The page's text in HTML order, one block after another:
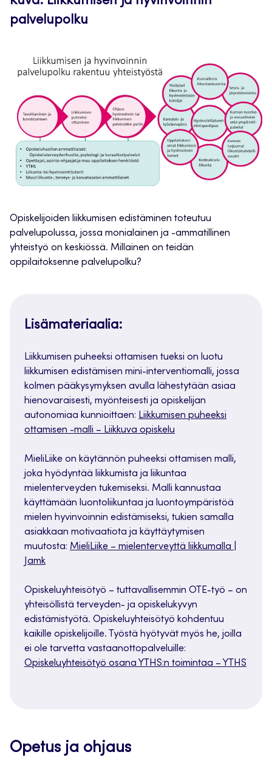
palvelupolku
Opiskelijoiden liikkumisen edistäminen toteutuu
palvelupolussa, jossa monialainen ja -ammatillinen
yhteistyö on keskiössä. Millainen on teidän
oppilaitoksenne palvelupolku?
Lisämateriaalia:
Liikkumisen puheeksi ottamisen tueksi on luotu
liikkumisen edistämisen mini-interventiomalli, jossa
kolmen pääkysymyksen avulla lähestytään asiaa
hienovaraisesti, myönteisesti ja opiskelijan
autonomiaa kunnioittaen: Liikkumisen puheeksi
ottamisen -malli – Liikkuva opiskelu
MieliLiike on käytännön puheeksi ottamisen malli,
joka hyödyntää liikkumista ja liikuntaa
mielenterveyden tukemiseksi. Malli kannustaa
käyttämään luontoliikuntaa ja luontoympäristöä
mielen hyvinvoinnin edistämiseksi, tukien samalla
asiakkaan motivaatiota ja käyttäytymisen
muutosta: MieliLiike – mielenterveyttä liikkumalla |
Jamk
Opiskeluyhteisötyö – tuttavallisemmin OTE-työ – on
yhteisöllistä terveyden- ja opiskelukyvyn
edistämistyötä. Opiskeluyhteisötyö kohdentuu
kaikille opiskelijoille. Työstä hyötyvät myös he, joilla
ei ole tarvetta vastaanottopalveluille:
Opiskeluyhteisötyö osana YTHS:n toimintaa – YTHS
Opetus ja ohjaus